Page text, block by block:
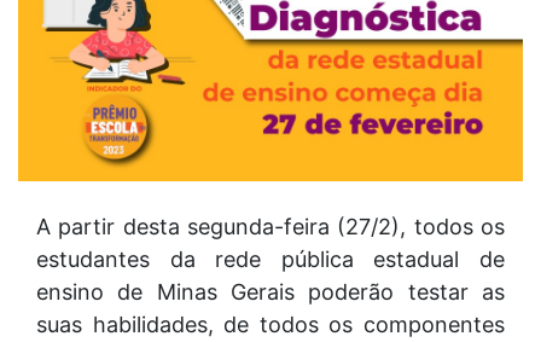
A partir desta segunda-feira (27/2), todos os
estudantes da rede pública estadual de
ensino de Minas Gerais poderão testar as
suas habilidades, de todos os componentes